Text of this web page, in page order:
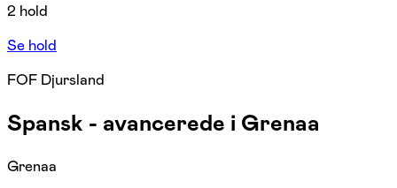
2 hold
Se hold
FOF Djursland
Spansk - avancerede i Grenaa
Grenaa